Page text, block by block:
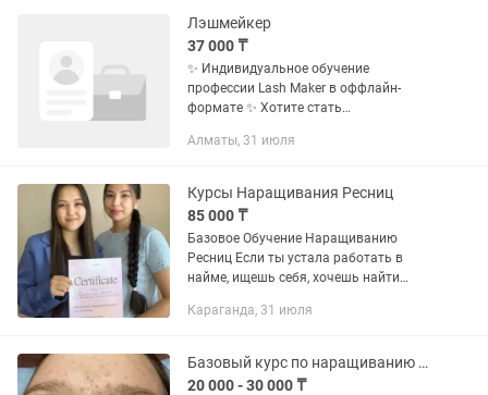
Лэшмейкер
37 000 ₸
✨ Индивидуальное обучение
профессии Lash Maker в оффлайн-
формате ✨ Хотите стать
наращиванию ресниц и зарабатывать
вас! 📌...
Алматы, 31 июля
Курсы Наращивания Ресниц
85 000 ₸
Базовое Обучение Наращиванию
Ресниц Если ты устала работать в
найме, ищешь себя, хочешь найти
заниматься любимым делом, то
это дело,...
Караганда, 31 июля
Базовый курс по наращиванию ресниц
20 000 - 30 000 ₸